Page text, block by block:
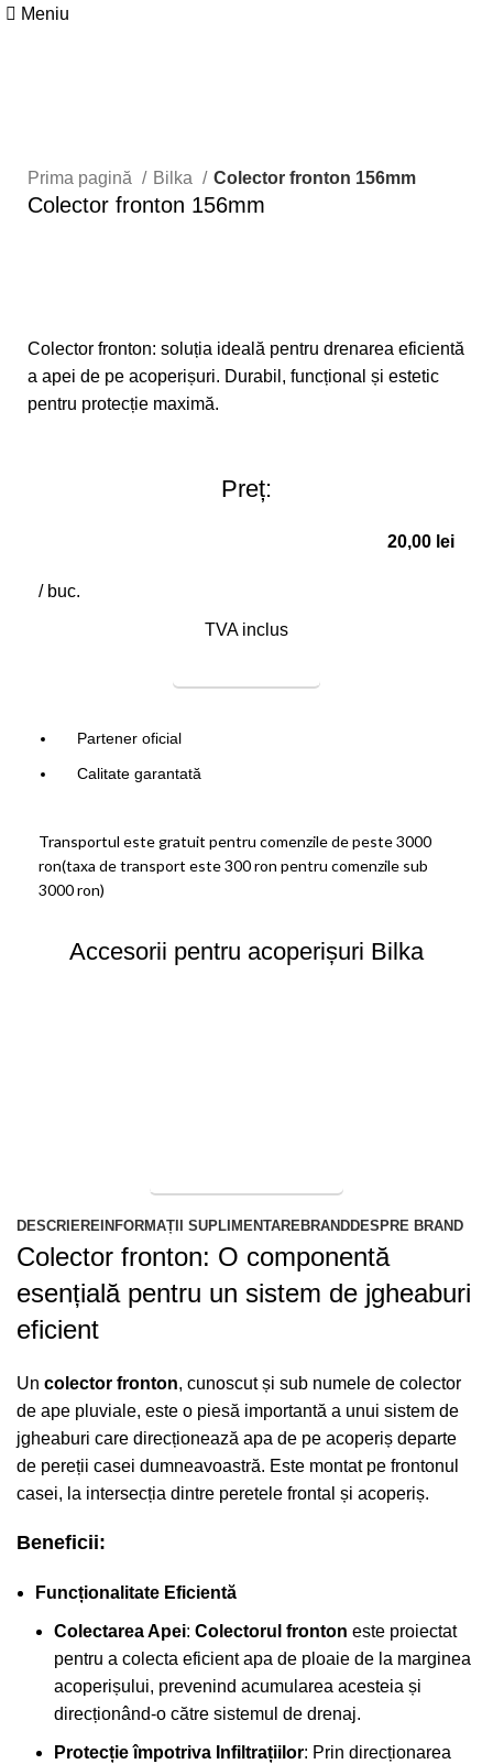
Meniu
Prima pagină Bilka Colector fronton 156mm
Colector fronton 156mm
Colector fronton: soluția ideală pentru drenarea eficientă
a apei de pe acoperișuri. Durabil, funcțional și estetic
pentru protecție maximă.
Preț:
20,00 lei
/ buc.
TVA inclus
COMANDĂ ACUM
Partener oficial
Calitate garantată
Transportul este gratuit pentru comenzile de peste 3000
ron(taxa de transport este 300 ron pentru comenzile sub
3000 ron)
Accesorii pentru acoperișuri Bilka
ACCESORII ACOPERIS
DESCRIERE INFORMAȚII SUPLIMENTAREBRANDDESPRE BRAND
Colector fronton: O componentă
esențială pentru un sistem de jgheaburi
eficient
Un colector fronton, cunoscut și sub numele de colector
de ape pluviale, este o piesă importantă a unui sistem de
jgheaburi care direcționează apa de pe acoperiș departe
de pereții casei dumneavoastră. Este montat pe frontonul
casei, la intersecția dintre peretele frontal și acoperiș.
Beneficii:
Funcționalitate Eficientă
Colectarea Apei: Colectorul fronton este proiectat
pentru a colecta eficient apa de ploaie de la marginea
acoperișului, prevenind acumularea acesteia și
direcționând-o către sistemul de drenaj.
Protecție împotriva Infiltrațiilor: Prin direcționarea